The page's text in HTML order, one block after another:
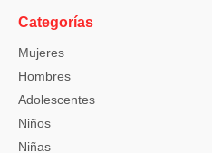
Categorías
Mujeres
Hombres
Adolescentes
Niños
Niñas